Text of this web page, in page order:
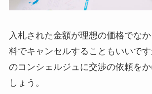
入札された金額が理想の価格でな
料でキャンセルすることもいいで
のコンシェルジュに交渉の依頼を
しょう。